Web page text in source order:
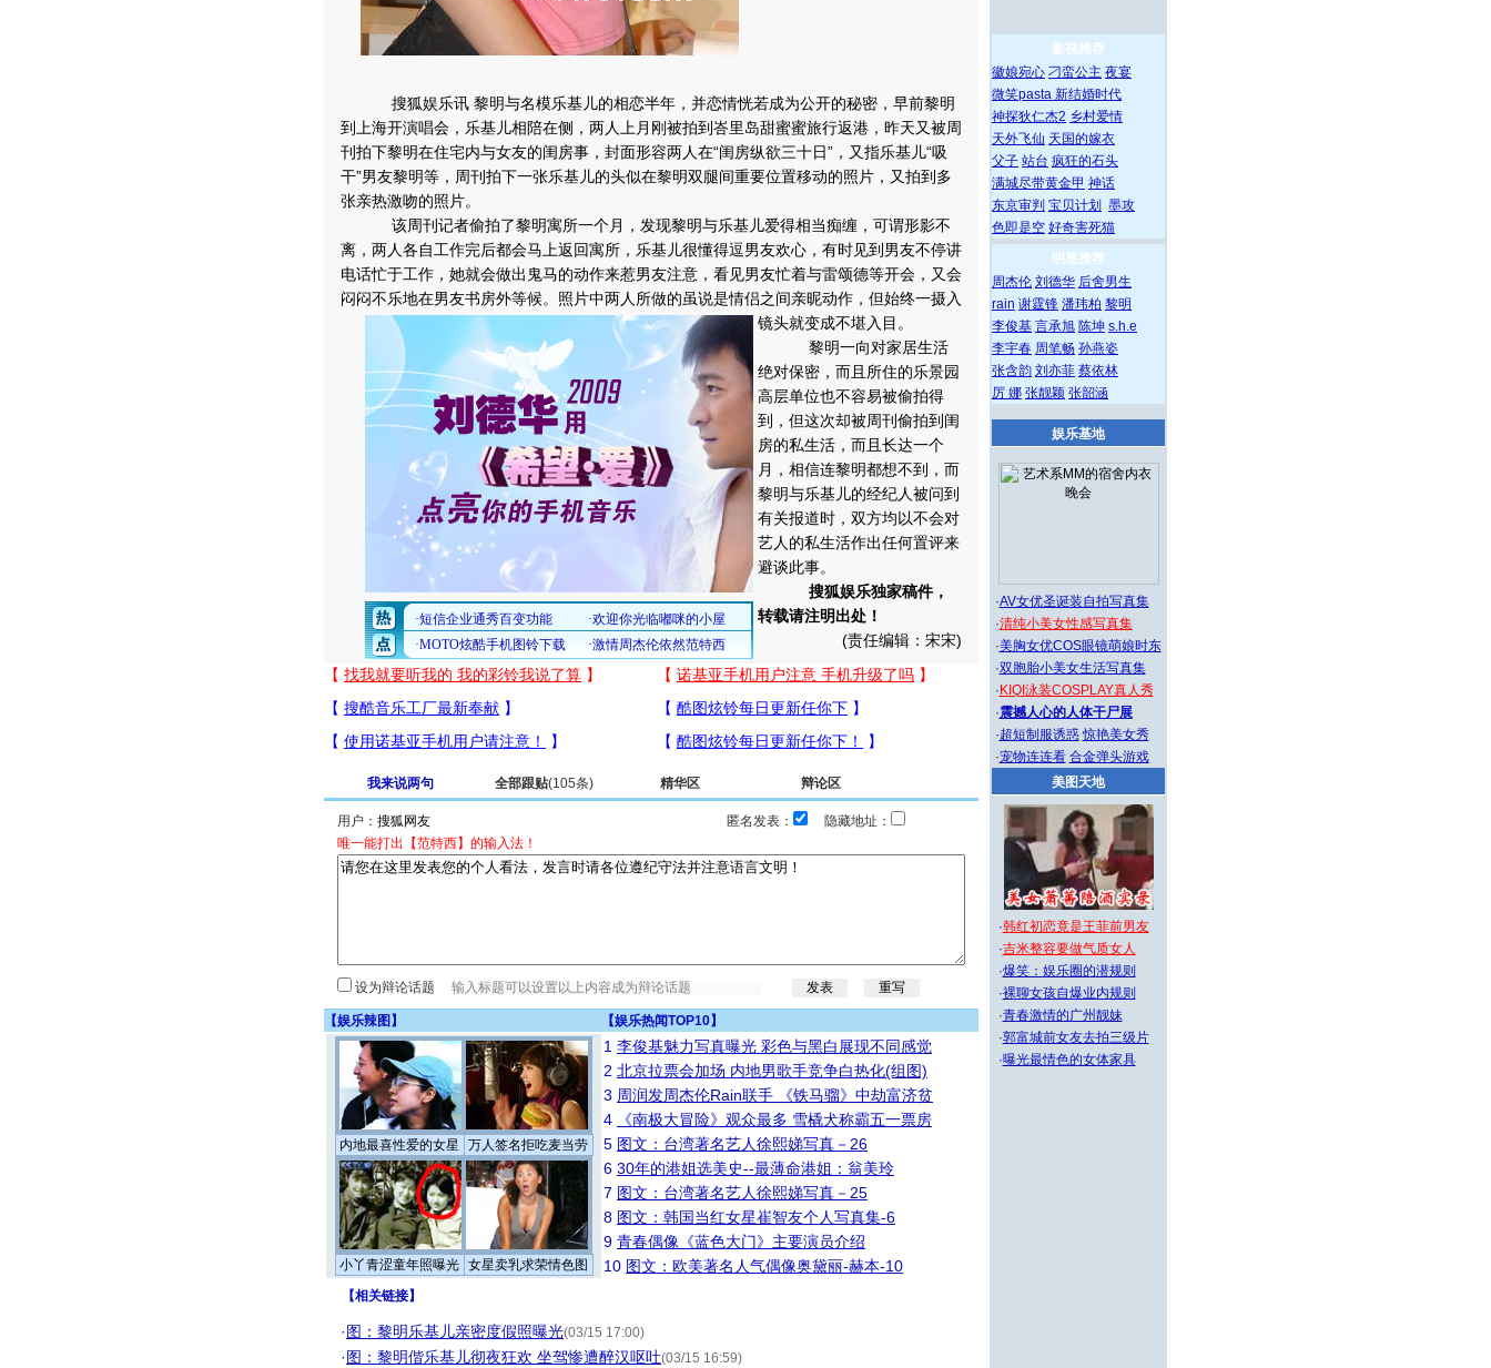
搜狐娱乐讯 黎明与名模乐基儿的相恋半年，并恋情恍若成为公开的秘密，早前黎明
到上海开演唱会，乐基儿相陪在侧，两人上月刚被拍到峇里岛甜蜜蜜旅行返港，昨天又被周
刊拍下黎明在住宅内与女友的闺房事，封面形容两人在“闺房纵欲三十日”，又指乐基儿“吸
干”男友黎明等，周刊拍下一张乐基儿的头似在黎明双腿间重要位置移动的照片，又拍到多
张亲热激吻的照片。
该周刊记者偷拍了黎明寓所一个月，发现黎明与乐基儿爱得相当痴缠，可谓形影不
离，两人各自工作完后都会马上返回寓所，乐基儿很懂得逗男友欢心，有时见到男友不停讲
电话忙于工作，她就会做出鬼马的动作来惹男友注意，看见男友忙着与雷颂德等开会，又会
闷闷不乐地在男友书房外等候。 照片中两人所做的虽说是情侣之间亲昵动作，但始终一摄入
镜头就变成不堪入目。
黎明一向对家居生活
绝对保密，而且所住的乐景园
高层单位也不容易被偷拍得
到，但这次却被周刊偷拍到闺
房的私生活，而且长达一个
月，相信连黎明都想不到，而
黎明与乐基儿的经纪人被问到
有关报道时，双方均以不会对
艺人的私生活作出任何置评来
避谈此事。
搜狐娱乐独家稿件，
转载请注明出处！
(责任编辑：宋宋)
我来说两句 全部跟贴(105条) 精华区 辩论区
用户： 匿名发表：
隐藏地址：
唯一能打出【范特西】的输入法！
设为辩论话题
【娱乐辣图 】 【娱乐热闻TOP10】
内地最喜性爱的女星 万人签名拒吃麦当劳
小丫青涩童年照曝光 女星卖乳求荣情色图
1 李俊基魅力写真曝光 彩色与黑白展现不同感觉
2 北京拉票会加场 内地男歌手竞争白热化(组图)
3 周润发周杰伦Rain联手 《铁马骝》中劫富济贫
4
《南极大冒险》观众最多 雪橇犬称霸五一票房
5 图文：台湾著名艺人徐熙娣写真－26
6 30年的港姐选美史--最薄命港姐：翁美玲
7 图文：台湾著名艺人徐熙娣写真－25
8 图文：韩国当红女星崔智友个人写真集-6
9 青春偶像《蓝色大门》主要演员介绍
10 图文：欧美著名人气偶像奥黛丽-赫本-10
【相关链接】
·图：黎明乐基儿亲密度假照曝光(03/15 17:00)
·图：黎明偕乐基儿彻夜狂欢 坐驾惨遭醉汉呕吐(03/15 16:59)
影视推荐
徽娘宛心 刁蛮公主 夜宴
微笑pasta 新结婚时代
神探狄仁杰2 乡村爱情
天外飞仙 天国的嫁衣
父子 站台 疯狂的石头
满城尽带黄金甲 神话
东京审判 宝贝计划
墨攻
色即是空 好奇害死猫
明星推荐
周杰伦 刘德华 后舍男生
rain 谢霆锋 潘玮柏 黎明
李俊基 言承旭 陈坤 s.h.e
李宇春 周笔畅 孙燕姿
张含韵 刘亦菲 蔡依林
厉 娜 张靓颖 张韶涵
娱乐基地
·AV女优圣诞装自拍写真集
·清纯小美女性感写真集
·美胸女优COS眼镜萌娘时东
·双胞胎小美女生活写真集
· KIQI泳装COSPLAY真人秀
·震撼人心的人体干尸展
·超短制服诱惑 惊艳美女秀
·宠物连连看 合金弹头游戏
美图天地
·韩红初恋竟是王菲前男友
·吉米整容要做气质女人
·爆笑：娱乐圈的潜规则
·裸聊女孩自爆业内规则
·青春激情的广州靓妹
·郭富城前女友去拍三级片
·曝光最情色的女体家具